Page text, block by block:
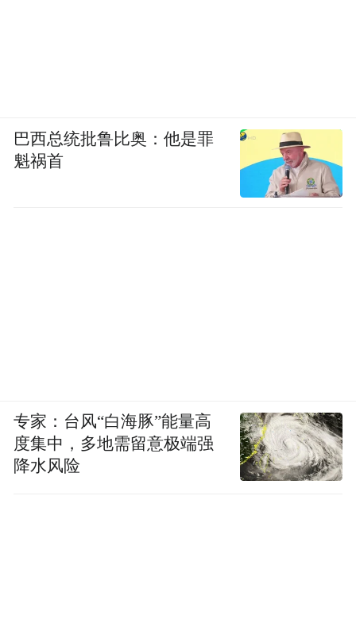
巴西总统批鲁比奥：他是罪
魁祸首
专家：台风“白海豚”能量高
度集中，多地需留意极端强
降水风险